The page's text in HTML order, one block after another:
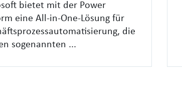
bietet mit der Power
eine All-in-One-Lösung für
die
sogenannten ...